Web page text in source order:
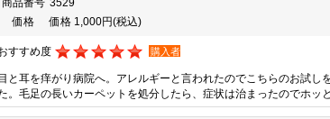
商品番号 3529
価格
価格 1,000円(税込)
すすめ度 購入者
目と耳を痒がり病院へ。アレルギーと言われたのでこちらのお試
。毛足の長いカーペットを処分したら、症状は治まったのでホッ